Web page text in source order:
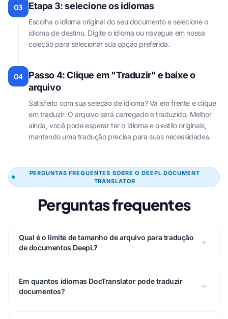
03 Etapa 3: selecione os idiomas
Escolha o idioma original do seu documento e selecione o
idioma de destino. Digite o idioma ou navegue em nossa
coleção para selecionar sua opção preferida.
04
Passo 4: Clique em "Traduzir" e baixe o
arquivo
Satisfeito com sua seleção de idioma? Vá em frente e clique
em traduzir. O arquivo será carregado e traduzido. Melhor
ainda, você pode esperar ter o idioma e o estilo originais,
mantendo uma tradução precisa para suas necessidades.
PERGUNTAS FREQUENTES SOBRE O DEEPL DOCUMENT
TRANSLATOR
Perguntas frequentes
Qual é o limite de tamanho de arquivo para tradução
de documentos DeepL?
Em quantos idiomas DocTranslator pode traduzir
documentos?